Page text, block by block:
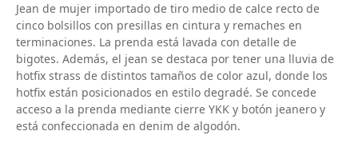
Jean de mujer importado de tiro medio de calce recto de
cinco bolsillos con presillas en cintura y remaches en
terminaciones. La prenda está lavada con detalle de
bigotes. Además, el jean se destaca por tener una lluvia de
hotfix strass de distintos tamaños de color azul, donde los
hotfix están posicionados en estilo degradé. Se concede
acceso a la prenda mediante cierre YKK y botón jeanero y
está confeccionada en denim de algodón.